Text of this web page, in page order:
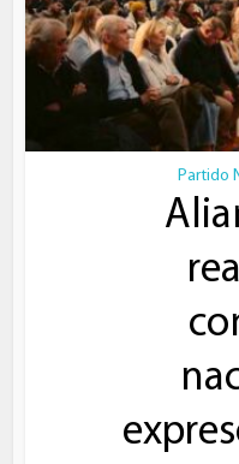
Partido